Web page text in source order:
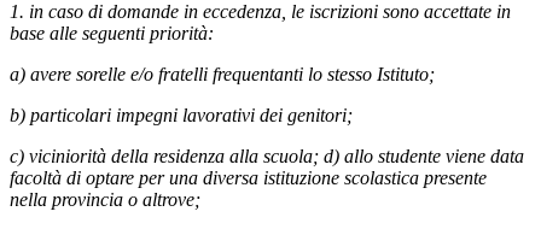
1. in caso di domande in eccedenza, le iscrizioni sono accettate in
base alle seguenti priorità:
a) avere sorelle e/o fratelli frequentanti lo stesso Istituto;
b) particolari impegni lavorativi dei genitori;
c) viciniorità della residenza alla scuola; d) allo studente viene data
facoltà di optare per una diversa istituzione scolastica presente
nella provincia o altrove;